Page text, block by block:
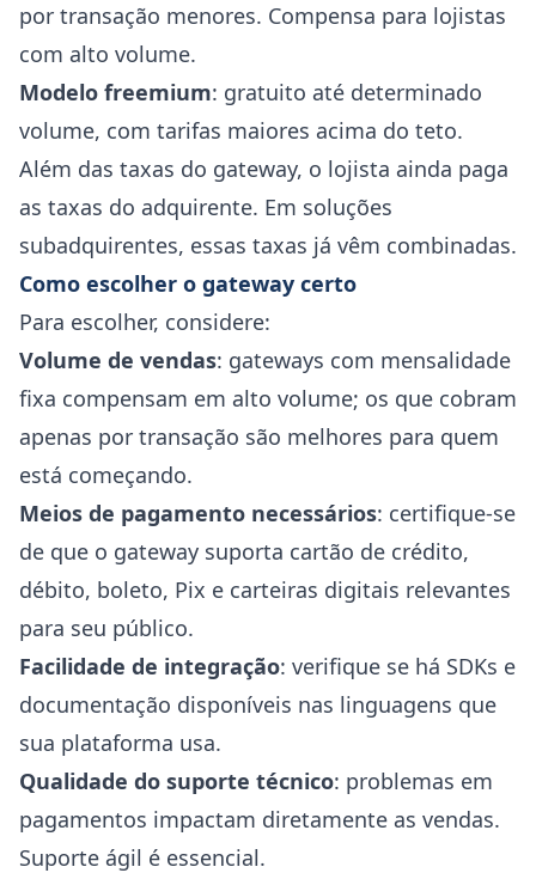
por transação menores. Compensa para lojistas
com alto volume.
Modelo freemium: gratuito até determinado
volume, com tarifas maiores acima do teto.
Além das taxas do gateway, o lojista ainda paga
as taxas do adquirente. Em soluções
subadquirentes, essas taxas já vêm combinadas.
Como escolher o gateway certo
Para escolher, considere:
Volume de vendas: gateways com mensalidade
fixa compensam em alto volume; os que cobram
apenas por transação são melhores para quem
está começando.
Meios de pagamento necessários: certifique-se
de que o gateway suporta cartão de crédito,
débito, boleto, Pix e carteiras digitais relevantes
para seu público.
Facilidade de integração: verifique se há SDKs e
documentação disponíveis nas linguagens que
sua plataforma usa.
Qualidade do suporte técnico: problemas em
pagamentos impactam diretamente as vendas.
Suporte ágil é essencial.